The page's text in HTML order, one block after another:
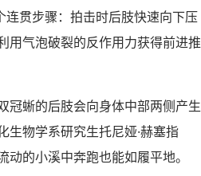
贯步骤：拍击时后肢快速向下压
用气泡破裂的反作用力获得前进推
蜥的后肢会向身体中部两侧产生
生物学系研究生托尼娅·赫塞指
的小溪中奔跑也能如履平地。